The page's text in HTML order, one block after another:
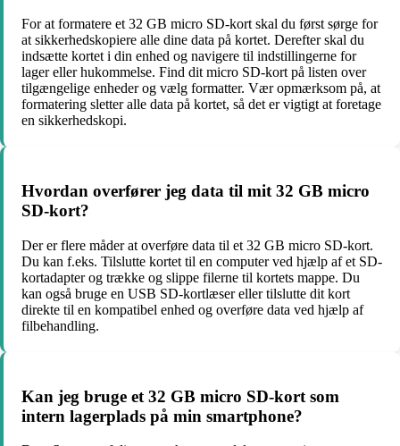
For at formatere et 32 GB micro SD-kort skal du først sørge for
at sikkerhedskopiere alle dine data på kortet. Derefter skal du
indsætte kortet i din enhed og navigere til indstillingerne for
lager eller hukommelse. Find dit micro SD-kort på listen over
tilgængelige enheder og vælg formatter. Vær opmærksom på, at
formatering sletter alle data på kortet, så det er vigtigt at foretage
en sikkerhedskopi.
Hvordan overfører jeg data til mit 32 GB micro
SD-kort?
Der er flere måder at overføre data til et 32 GB micro SD-kort.
Du kan f.eks. Tilslutte kortet til en computer ved hjælp af et SD-
kortadapter og trække og slippe filerne til kortets mappe. Du
kan også bruge en USB SD-kortlæser eller tilslutte dit kort
direkte til en kompatibel enhed og overføre data ved hjælp af
filbehandling.
Kan jeg bruge et 32 GB micro SD-kort som
intern lagerplads på min smartphone?